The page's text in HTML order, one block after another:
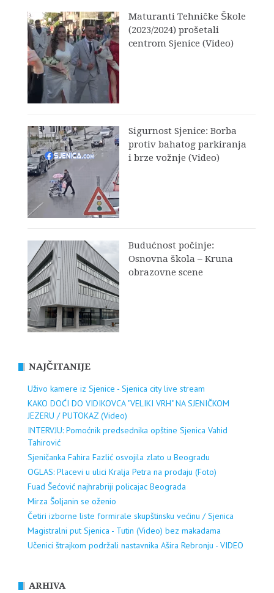
Maturanti Tehničke Škole
(2023/2024) prošetali
centrom Sjenice (Video)
Sigurnost Sjenice: Borba
protiv bahatog parkiranja
i brze vožnje (Video)
Budućnost počinje:
Osnovna škola – Kruna
obrazovne scene
NAJČITANIJE
Uživo kamere iz Sjenice - Sjenica city live stream
KAKO DOĆI DO VIDIKOVCA "VELIKI VRH" NA SJENIČKOM
JEZERU / PUTOKAZ (Video)
INTERVJU: Pomoćnik predsednika opštine Sjenica Vahid
Tahirović
Sjeničanka Fahira Fazlić osvojila zlato u Beogradu
OGLAS: Placevi u ulici Kralja Petra na prodaju (Foto)
Fuad Šećović najhrabriji policajac Beograda
Mirza Šoljanin se oženio
Četiri izborne liste formirale skupštinsku većinu / Sjenica
Magistralni put Sjenica - Tutin (Video) bez makadama
Učenici štrajkom podržali nastavnika Ašira Rebronju - VIDEO
ARHIVA